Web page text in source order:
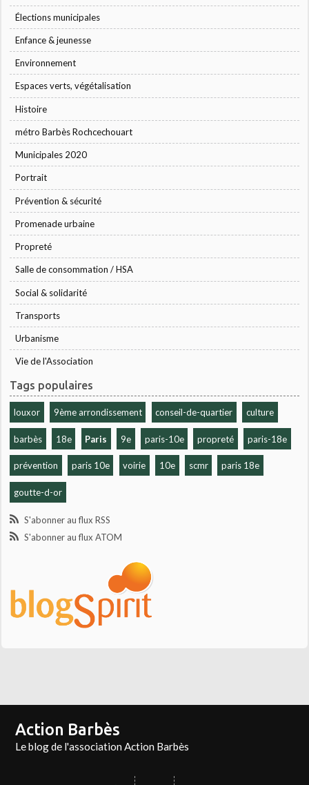
Élections municipales
Enfance & jeunesse
Environnement
Espaces verts, végétalisation
Histoire
métro Barbès Rochcechouart
Municipales 2020
Portrait
Prévention & sécurité
Promenade urbaine
Propreté
Salle de consommation / HSA
Social & solidarité
Transports
Urbanisme
Vie de l'Association
Tags populaires
louxor 9ème arrondissement conseil-de-quartier culture
barbès 18e Paris 9e paris-10e propreté paris-18e
prévention paris 10e voirie 10e scmr paris 18e
goutte-d-or
S'abonner au flux RSS
S'abonner au flux ATOM
Action Barbès
Le blog de l'association Action Barbès